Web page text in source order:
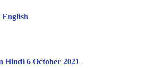
6 October 2021